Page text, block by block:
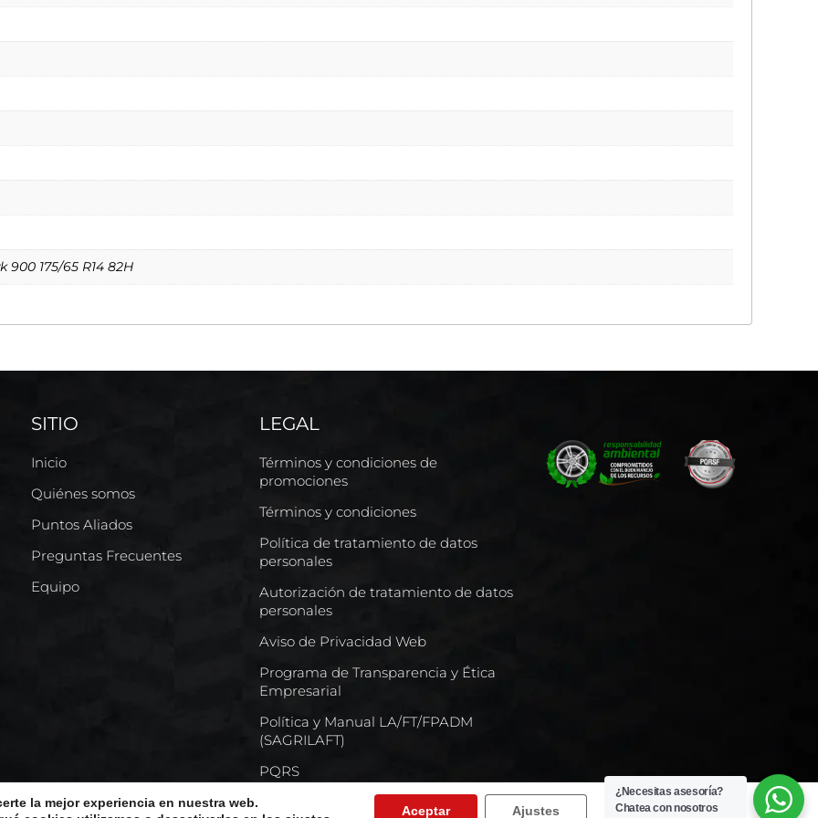
175/65 R14 82H
SITIO
Inicio
Quiénes somos
Puntos Aliados
Preguntas Frecuentes
Equipo
LEGAL
Términos y condiciones de
promociones
Términos y condiciones
Política de tratamiento de datos
personales
Autorización de tratamiento de datos
personales
Aviso de Privacidad Web
Programa de Transparencia y Ética
Empresarial
Política y Manual LA/FT/FPADM
(SAGRILAFT)
PQRS
la mejor experiencia en nuestra web.
Aceptar Ajustes
¿Necesitas asesoría?
Chatea con nosotros